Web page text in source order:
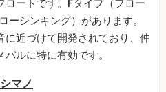
ロートです。Fタイプ（フロー
ーシンキング）があります。
に近づけて開発されており、仲
ルに特に有効です。
マノ